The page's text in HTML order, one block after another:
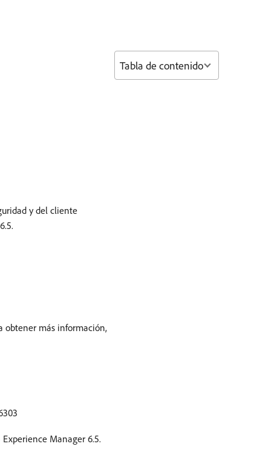
y del cliente
obtener más información,
Manager 6.5.
Tabla de contenido